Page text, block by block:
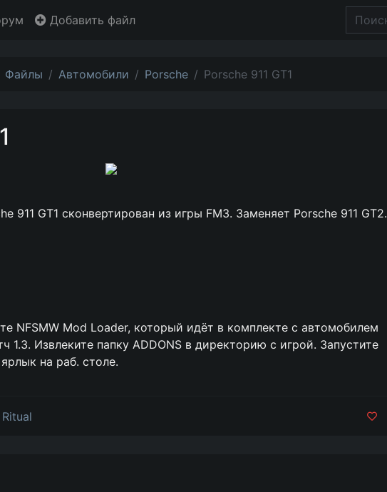
Добавить файл
Файлы Автомобили Porsche Porsche 911 GT1
911 GT1 сконвертирован из игры FM3. Заменяет Porsche 911 GT2.
NFSMW Mod Loader, который идёт в комплекте с автомобилем
1.3. Извлеките папку ADDONS в директорию с игрой. Запустите
на раб. столе.